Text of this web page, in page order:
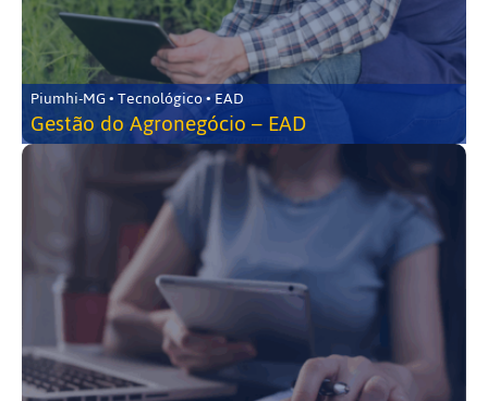
Piumhi-MG • Tecnológico • EAD
Gestão do Agronegócio – EAD